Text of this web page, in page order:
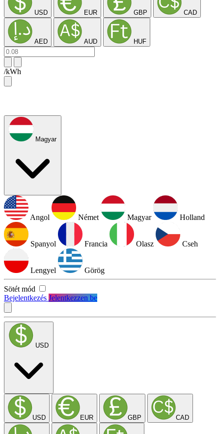
USD EUR GBP CAD
AED AUD HUF
/kWh
Magyar
Angol Német Magyar Holland
Spanyol Francia Olasz Cseh
Lengyel Görög
Sötét mód
Bejelentkezés Jelentkezzen be
USD
USD EUR GBP CAD